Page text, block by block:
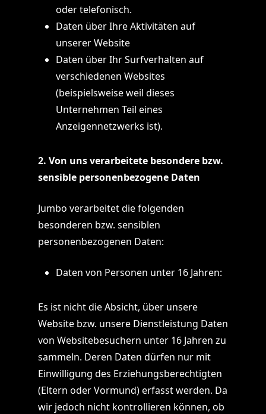
oder telefonisch.
Daten über Ihre Aktivitäten auf
unserer Website
Daten über Ihr Surfverhalten auf
verschiedenen Websites
(beispielsweise weil dieses
Unternehmen Teil eines
Anzeigennetzwerks ist).
2. Von uns verarbeitete besondere bzw.
sensible personenbezogene Daten
Jumbo verarbeitet die folgenden
besonderen bzw. sensiblen
personenbezogenen Daten:
Daten von Personen unter 16 Jahren:
Es ist nicht die Absicht, über unsere
Website bzw. unsere Dienstleistung Daten
von Websitebesuchern unter 16 Jahren zu
sammeln. Deren Daten dürfen nur mit
Einwilligung des Erziehungsberechtigten
(Eltern oder Vormund) erfasst werden. Da
wir jedoch nicht kontrollieren können, ob